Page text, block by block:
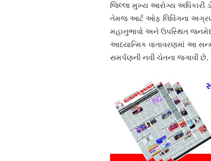
જિલ્લા મુખ્ય આરોગ્ય અધિકારી
તેમજ આર્ટ ઓફ લિવિંગના
મહાનુભાવો અને ઉપસ્થિત
આધ્યાત્મિક વાતાવરણમાં આ
સમર્પણની નવી ચેતના જગાવી છે.